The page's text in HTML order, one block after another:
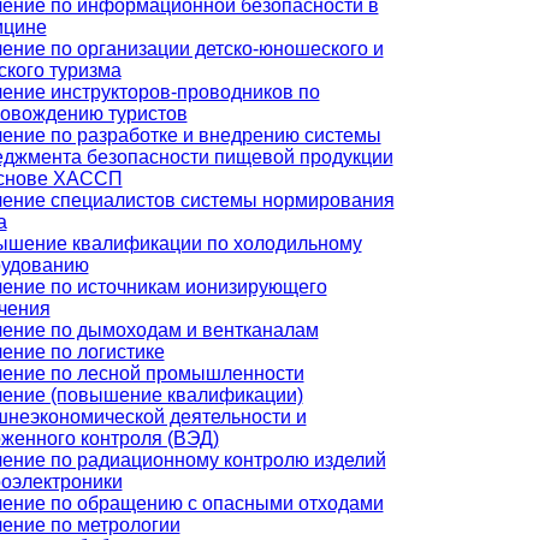
по информационной безопасности в
по организации детско-юношеского и
туризма
инструкторов-проводников по
туристов
по разработке и внедрению системы
безопасности пищевой продукции
ХАССП
специалистов системы нормирования
квалификации по холодильному
по источникам ионизирующего
по дымоходам и вентканалам
по логистике
по лесной промышленности
(повышение квалификации)
деятельности и
контроля (ВЭД)
по радиационному контролю изделий
по обращению с опасными отходами
по метрологии